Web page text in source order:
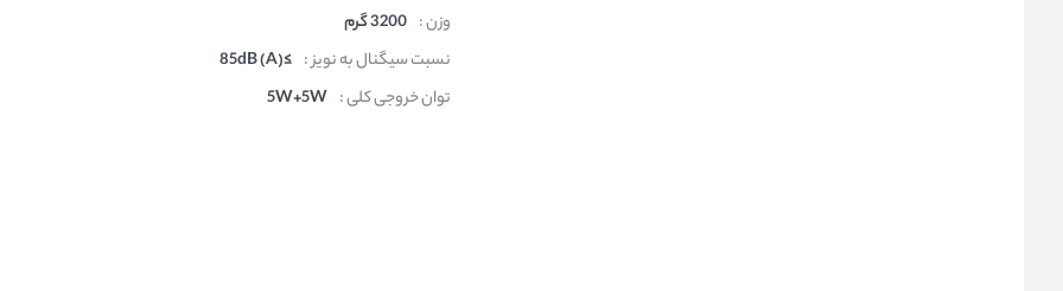
وزن : 3200 گرم
نسبت سیگنال به نویز : ≥85dB (A)
توان خروجی کلی : 5W+5W